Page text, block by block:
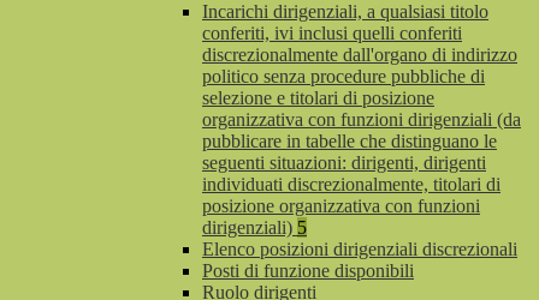
Incarichi dirigenziali, a qualsiasi titolo
conferiti, ivi inclusi quelli conferiti
discrezionalmente dall'organo di indirizzo
politico senza procedure pubbliche di
selezione e titolari di posizione
organizzativa con funzioni dirigenziali (da
pubblicare in tabelle che distinguano le
seguenti situazioni: dirigenti, dirigenti
individuati discrezionalmente, titolari di
posizione organizzativa con funzioni
dirigenziali) 5
Elenco posizioni dirigenziali discrezionali
Posti di funzione disponibili
Ruolo dirigenti